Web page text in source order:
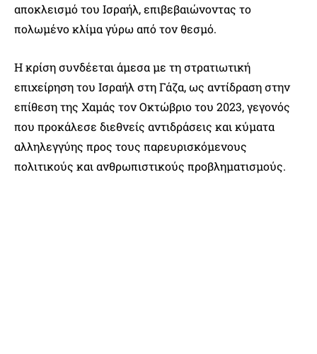
αποκλεισμό του Ισραήλ, επιβεβαιώνοντας το
πολωμένο κλίμα γύρω από τον θεσμό.
Η κρίση συνδέεται άμεσα με τη στρατιωτική
επιχείρηση του Ισραήλ στη Γάζα, ως αντίδραση στην
επίθεση της Χαμάς τον Οκτώβριο του 2023, γεγονός
που προκάλεσε διεθνείς αντιδράσεις και κύματα
αλληλεγγύης προς τους παρευρισκόμενους
πολιτικούς και ανθρωπιστικούς προβληματισμούς.